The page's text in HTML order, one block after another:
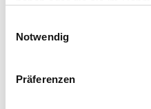
Notwendig
Präferenzen
Kinder gefahrlos mit auf
können. Dennoch
nicht nur ein entspannter
rechnen.